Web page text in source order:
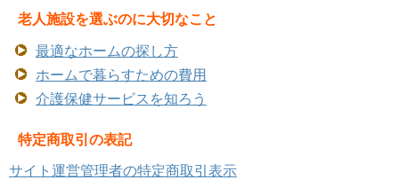
老人施設を選ぶのに大切なこと
最適なホームの探し方
ホームで暮らすための費用
介護保健サービスを知ろう
特定商取引の表記
サイト運営管理者の特定商取引表示